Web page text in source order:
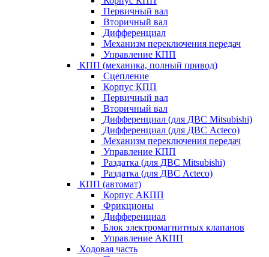
Первичный вал
Вторичный вал
Дифференциал
Механизм переключения передач
Управление КПП
КПП (механика, полный привод)
Сцепление
Корпус КПП
Первичный вал
Вторичный вал
Дифференциал (для ДВС Mitsubishi)
Дифференциал (для ДВС Acteco)
Механизм переключения передач
Управление КПП
Раздатка (для ДВС Mitsubishi)
Раздатка (для ДВС Acteco)
КПП (автомат)
Корпус АКПП
Фрикционы
Дифференциал
Блок электромагнитных клапанов
Управление АКПП
Ходовая часть